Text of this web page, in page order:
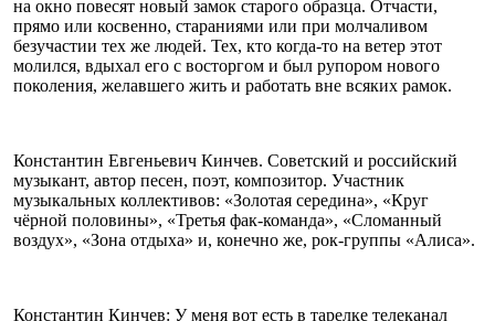
на окно повесят новый замок старого образца. Отчасти,
прямо или косвенно, стараниями или при молчаливом
безучастии тех же людей. Тех, кто когда-то на ветер этот
молился, вдыхал его с восторгом и был рупором нового
поколения, желавшего жить и работать вне всяких рамок.
Константин Евгеньевич Кинчев. Советский и российский
музыкант, автор песен, поэт, композитор. Участник
музыкальных коллективов: «Золотая середина», «Круг
чёрной половины», «Третья фак-команда», «Сломанный
воздух», «Зона отдыха» и, конечно же, рок-группы «Алиса».
Константин Кинчев: У меня вот есть в тарелке телеканал